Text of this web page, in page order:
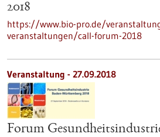
2018
https://www.bio-pro.de/
veranstaltungen/call-forum-2018
Veranstaltung - 27.09.2018
Forum